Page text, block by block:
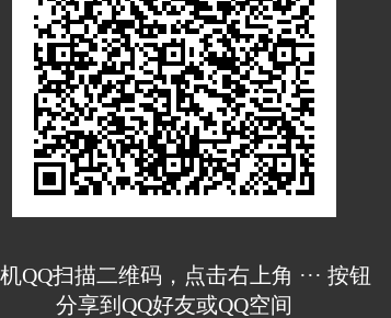
QQ扫描二维码，点击右上角 ··· 按钮
分享到QQ好友或QQ空间